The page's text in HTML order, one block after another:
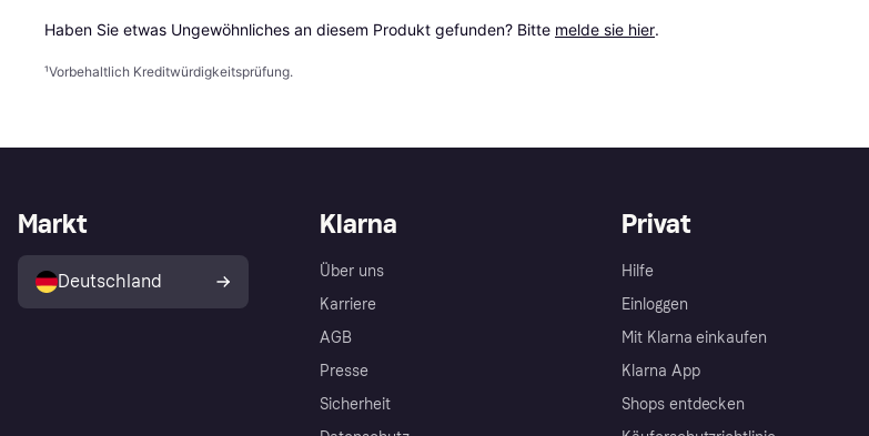
Haben Sie etwas Ungewöhnliches an diesem Produkt gefunden? Bitte melde sie hier.
¹Vorbehaltlich Kreditwürdigkeitsprüfung.
Klarna
Über uns
Karriere
AGB
Presse
Sicherheit
Privat
Hilfe
Einloggen
Mit Klarna einkaufen
Klarna App
Shops entdecken
Markt
Deutschland